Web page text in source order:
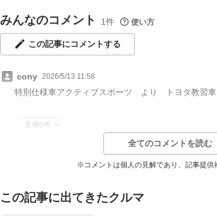
みんなのコメント 1件 使い方
この記事にコメントする
cony 2026/5/13 11:58
特別仕様車アクティブスポーツ より トヨタ教習車
返信0件
全てのコメントを読む
※コメントは個人の見解であり、記事提供
この記事に出てきたクルマ